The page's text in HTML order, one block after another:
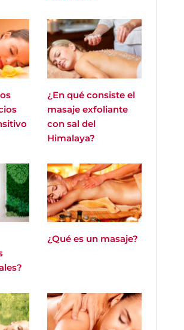
¿En qué consiste el
masaje exfoliante
con sal del
Himalaya?
¿Qué es un masaje?